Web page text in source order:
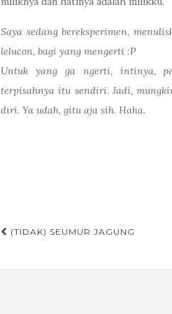
Saya sedang bereksperimen,
lelucon, bagi yang mengerti :P
Untuk yang ga ngerti, intinya,
terpisahnya itu sendiri. Jadi,
diri. Ya udah, gitu aja sih. Haha.
(TIDAK) SEUMUR JAGUNG